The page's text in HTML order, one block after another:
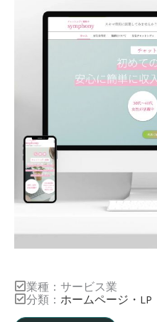
業種： サービス業
分類： ホームページ・LP